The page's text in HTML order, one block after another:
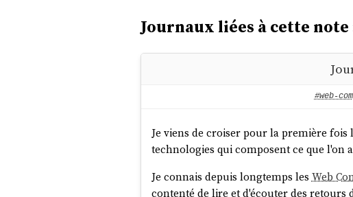
Journaux liées à cette note
#web-
Je viens de croiser pour la première fois
technologies qui composent ce que l'on
Je connais depuis longtemps les Web
contenté de lire et d'écouter des retours